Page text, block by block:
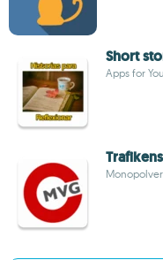
Short
Apps for